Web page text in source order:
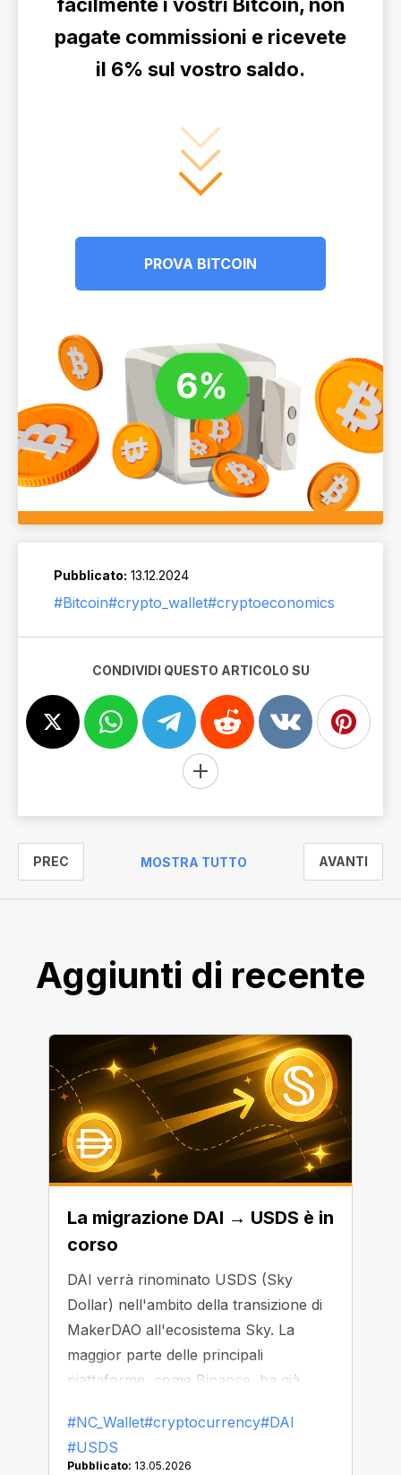
pagate commissioni e ricevete
il 6% sul vostro saldo.
PROVA BITCOIN
Pubblicato: 13.12.2024
#Bitcoin#crypto_wallet#cryptoeconomics
CONDIVIDI QUESTO ARTICOLO SU
PREC MOSTRA TUTTO AVANTI
Aggiunti di recente
La migrazione DAI → USDS è in
corso
DAI verrà rinominato USDS (Sky
Dollar) nell'ambito della transizione di
MakerDAO all'ecosistema Sky. La
maggior parte delle principali
piattaforme, come Binance, ha già
dalla propria piattaforma.
#NC_Wallet#cryptocurrency#DAI
#USDS
Pubblicato: 13.05.2026